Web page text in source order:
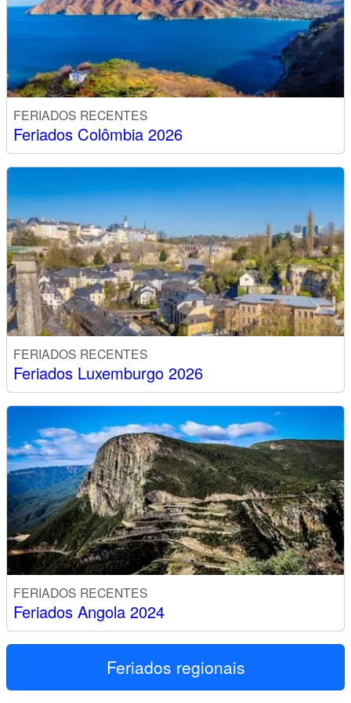
FERIADOS RECENTES
Feriados Colômbia 2026
FERIADOS RECENTES
Feriados Luxemburgo 2026
FERIADOS RECENTES
Feriados Angola 2024
Feriados regionais